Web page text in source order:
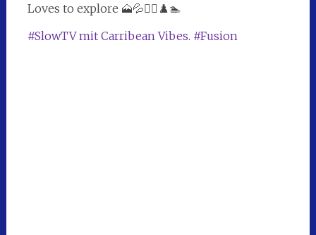
Loves to explore 🗻💦🚴‍♀️♟️🏊
#SlowTV mit Carribean Vibes. #Fusion